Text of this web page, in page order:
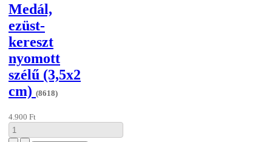
Medál,
ezüst-
kereszt
nyomott
szélű (3,5x2
cm) (8618)
4.900 Ft